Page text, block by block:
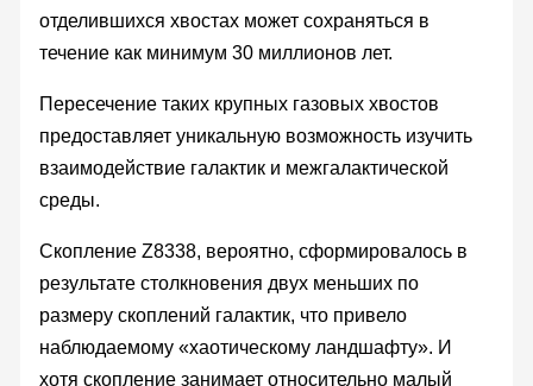
отделившихся хвостах может сохраняться в
течение как минимум 30 миллионов лет.
Пересечение таких крупных газовых хвостов
предоставляет уникальную возможность изучить
взаимодействие галактик и межгалактической
среды.
Скопление Z8338, вероятно, сформировалось в
результате столкновения двух меньших по
размеру скоплений галактик, что привело
наблюдаемому «хаотическому ландшафту». И
хотя скопление занимает относительно малый